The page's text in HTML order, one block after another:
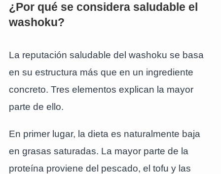
¿Por qué se considera saludable el
washoku?
La reputación saludable del washoku se basa
en su estructura más que en un ingrediente
concreto. Tres elementos explican la mayor
parte de ello.
En primer lugar, la dieta es naturalmente baja
en grasas saturadas. La mayor parte de la
proteína proviene del pescado, el tofu y las